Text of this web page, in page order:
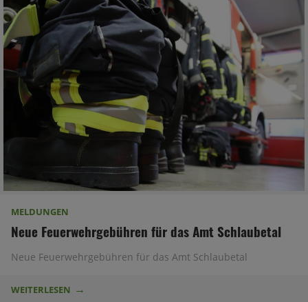
MELDUNGEN
Neue Feuerwehrgebühren für das Amt Schlaubetal
Neue Feuerwehrgebühren für das Amt Schlaubetal
WEITERLESEN